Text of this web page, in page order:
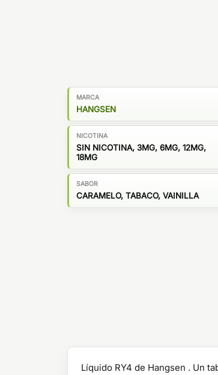
MARCA
HANGSEN
NICOTINA
SIN NICOTINA, 3MG, 6MG, 12MG,
18MG
SABOR
CARAMELO, TABACO, VAINILLA
Líquido RY4 de Hangsen . Un